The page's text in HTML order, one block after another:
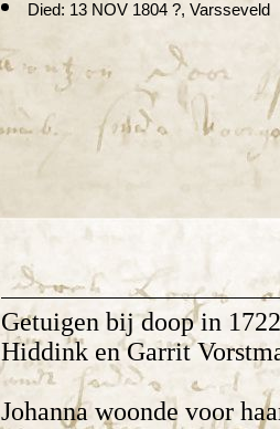
Died: 13 NOV 1804 ?, Varsseveld
Getuigen bij doop in
Hiddink en Garrit
Johanna woonde voor